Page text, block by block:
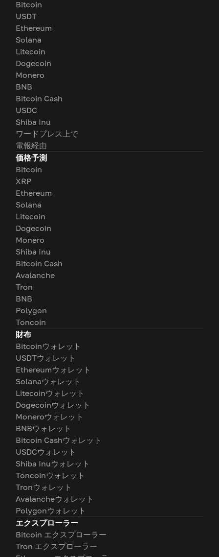
Bitcoin
USDT
Ethereum
Solana
Litecoin
Dogecoin
Monero
BNB
Bitcoin Cash
USDC
Shiba Inu
ワードプレス上で
電報経由
価格予測
Bitcoin
XRP
Ethereum
Solana
Litecoin
Dogecoin
Monero
Shiba Inu
Bitcoin Cash
Avalanche
Tron
BNB
Polygon
Toncoin
財布
Bitcoinウォレット
USDTウォレット
Ethereumウォレット
Solanaウォレット
Litecoinウォレット
Dogecoinウォレット
Moneroウォレット
BNBウォレット
Bitcoin Cashウォレット
USDCウォレット
Shiba Inuウォレット
Toncoinウォレット
Tronウォレット
Avalancheウォレット
Polygonウォレット
エクスプローラー
Bitcoin エクスプローラー
Tron エクスプローラー